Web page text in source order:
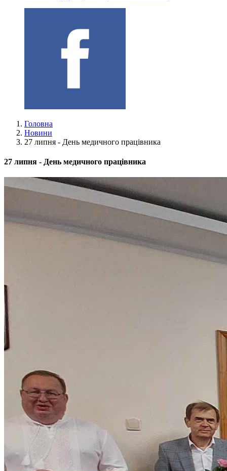
Головна
Новини
27 липня - День медичного працівника
27 липня - День медичного працівника